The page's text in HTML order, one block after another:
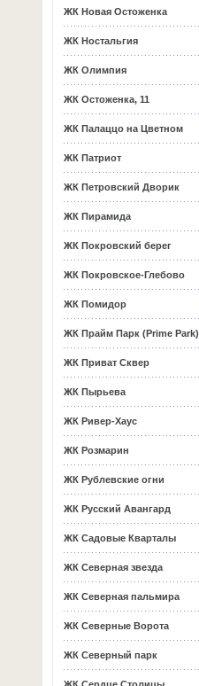
ЖК Новая Остоженка
ЖК Ностальгия
ЖК Олимпия
ЖК Остоженка, 11
ЖК Палаццо на Цветном
ЖК Патриот
ЖК Петровский Дворик
ЖК Пирамида
ЖК Покровский берег
ЖК Покровское-Глебово
ЖК Помидор
ЖК Прайм Парк (Prime Park)
ЖК Приват Сквер
ЖК Пырьева
ЖК Ривер-Хаус
ЖК Розмарин
ЖК Рублевские огни
ЖК Русский Авангард
ЖК Садовые Кварталы
ЖК Северная звезда
ЖК Северная пальмира
ЖК Северные Ворота
ЖК Северный парк